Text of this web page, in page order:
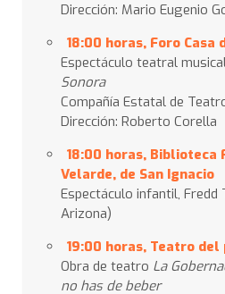
Dirección: Mario Eugenio
18:00 horas, Foro Casa
Espectáculo teatral
Sonora
Compañía Estatal de
Dirección: Roberto Corella
18:00 horas, Biblioteca
Velarde, de San Ignacio
Espectáculo infantil, Fredd
Arizona)
19:00 horas, Teatro del
Obra de teatro La
no has de beber